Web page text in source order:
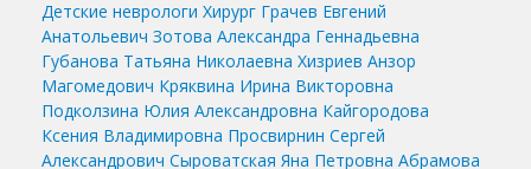
Детские неврологи Хирург Грачев Евгений
Анатольевич Зотова Александра Геннадьевна
Губанова Татьяна Николаевна Хизриев Анзор
Магомедович Кряквина Ирина Викторовна
Подколзина Юлия Александровна Кайгородова
Ксения Владимировна Просвирнин Сергей
Александрович Сыроватская Яна Петровна Абрамова